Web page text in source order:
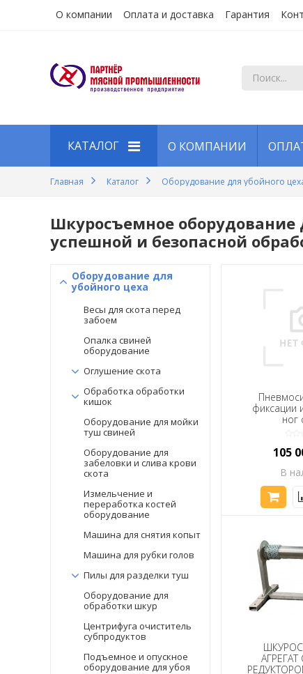
О компании Оплата и доставка Гарантия
КАТАЛОГ
Оборудование для убойного
цеха
оборудования
Мясное оборудование
Цеха пищевого производства
полуфабрикатов
Оборудование для переработки
птицы
Оборудование для убоя
Оборудование для переработки
Оборудование для переработки
овощей
Консервное оборудование
купить
Тепловое кухонное
оборудование
Хлебопекарное оборудование
Линии переработки молока
Розлив - оборудование и линии
Оборудование для переработки
молока
Упаковочное оборудование
О КОМПАНИИ
Главная Каталог Оборудование для убойного
Шкуросъемное оборудование
успешной и безопасной
Оборудование для
убойного цеха
Весы для скота перед
забоем
Опалка свиней
оборудование
Оглушение скота
Обработка обработки
кишок
Оборудование для мойки
туш свиней
Оборудование для
забеловки и слива крови
скота
Измельчение и
переработка костей
оборудование
Машина для снятия копыт
Машина для рубки голов
Пилы для разделки туш
Оборудование для
обработки шкур
Центрифуга очиститель
субпродуктов
Подъемное и опускное
оборудование для убоя
фиксации
ног
105
В